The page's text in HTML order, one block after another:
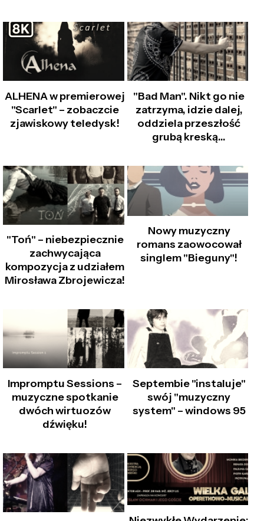
ALHENA w premierowej
"Scarlet" – zobaczcie
zjawiskowy teledysk!
"Bad Man". Nikt go nie
zatrzyma, idzie dalej,
oddziela przeszłość
grubą kreską…
"Toń" – niebezpiecznie
zachwycająca
kompozycja z udziałem
Mirosława Zbrojewicza!
Nowy muzyczny
romans zaowocował
singlem "Bieguny"!
Impromptu Sessions –
muzyczne spotkanie
dwóch wirtuozów
dźwięku!
Septembie "instaluje"
swój "muzyczny
system" – windows 95